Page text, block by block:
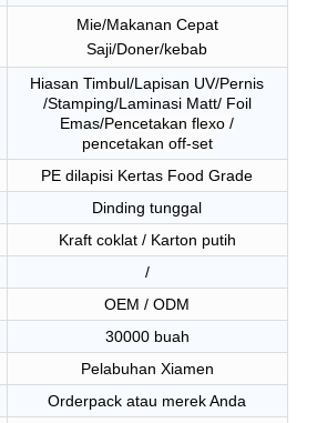
Mie/Makanan Cepat
Saji/Doner/kebab
Hiasan Timbul/Lapisan UV/Pernis
/Stamping/Laminasi Matt/ Foil
Emas/Pencetakan flexo /
pencetakan off-set
PE dilapisi Kertas Food Grade
Dinding tunggal
Kraft coklat / Karton putih
/
OEM / ODM
30000 buah
Pelabuhan Xiamen
Orderpack atau merek Anda